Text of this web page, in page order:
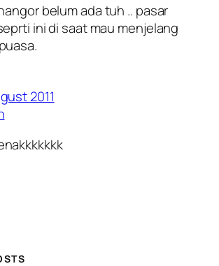
belum ada tuh .. pasar
ini di saat mau menjelang
2011